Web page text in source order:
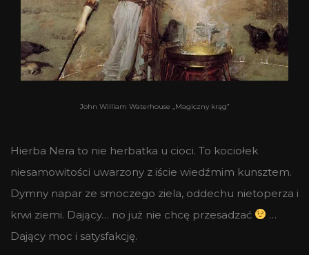
John William Waterhouse „Magiczny krąg”
Hierba Nera to nie herbatka u cioci. To kociołek
niesamowitości uwarzony z iście wiedźmim kunsztem.
Dymny napar ze smoczego ziela, oddechu nietoperza i
krwi ziemi. Dający… no już nie chcę przesadzać
…
Dający moc i satysfakcję.